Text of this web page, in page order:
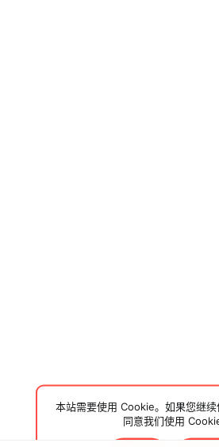
本站需要使用 Cookie。如果您继
同意我们使用 Cookie